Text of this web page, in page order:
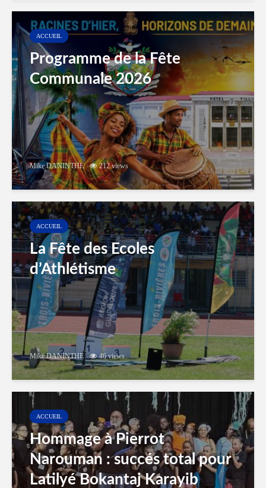
ACCUEIL
Programme de la Fête
Communale 2026
Mike DANINTHE 212 views
ACCUEIL
La Fête des Ecoles
d’Athlétisme
Mike DANINTHE 46 views
ACCUEIL
Hommage à Pierrot
Narouman : succés total pour
Latilyé Bokantaj Karayib